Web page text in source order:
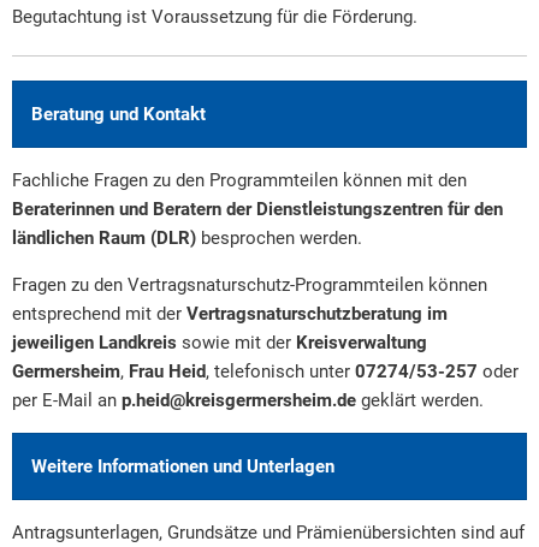
Begutachtung ist Voraussetzung für die Förderung.
Beratung und Kontakt
Fachliche Fragen zu den Programmteilen können mit den
Beraterinnen und Beratern der Dienstleistungszentren für den
ländlichen Raum (DLR) besprochen werden.
Fragen zu den Vertragsnaturschutz-Programmteilen können
entsprechend mit der Vertragsnaturschutzberatung im
jeweiligen Landkreis sowie mit der Kreisverwaltung
Germersheim, Frau Heid, telefonisch unter 07274/53-257 oder
per E-Mail an p.heid@kreisgermersheim.de geklärt werden.
Weitere Informationen und Unterlagen
Antragsunterlagen, Grundsätze und Prämienübersichten sind auf